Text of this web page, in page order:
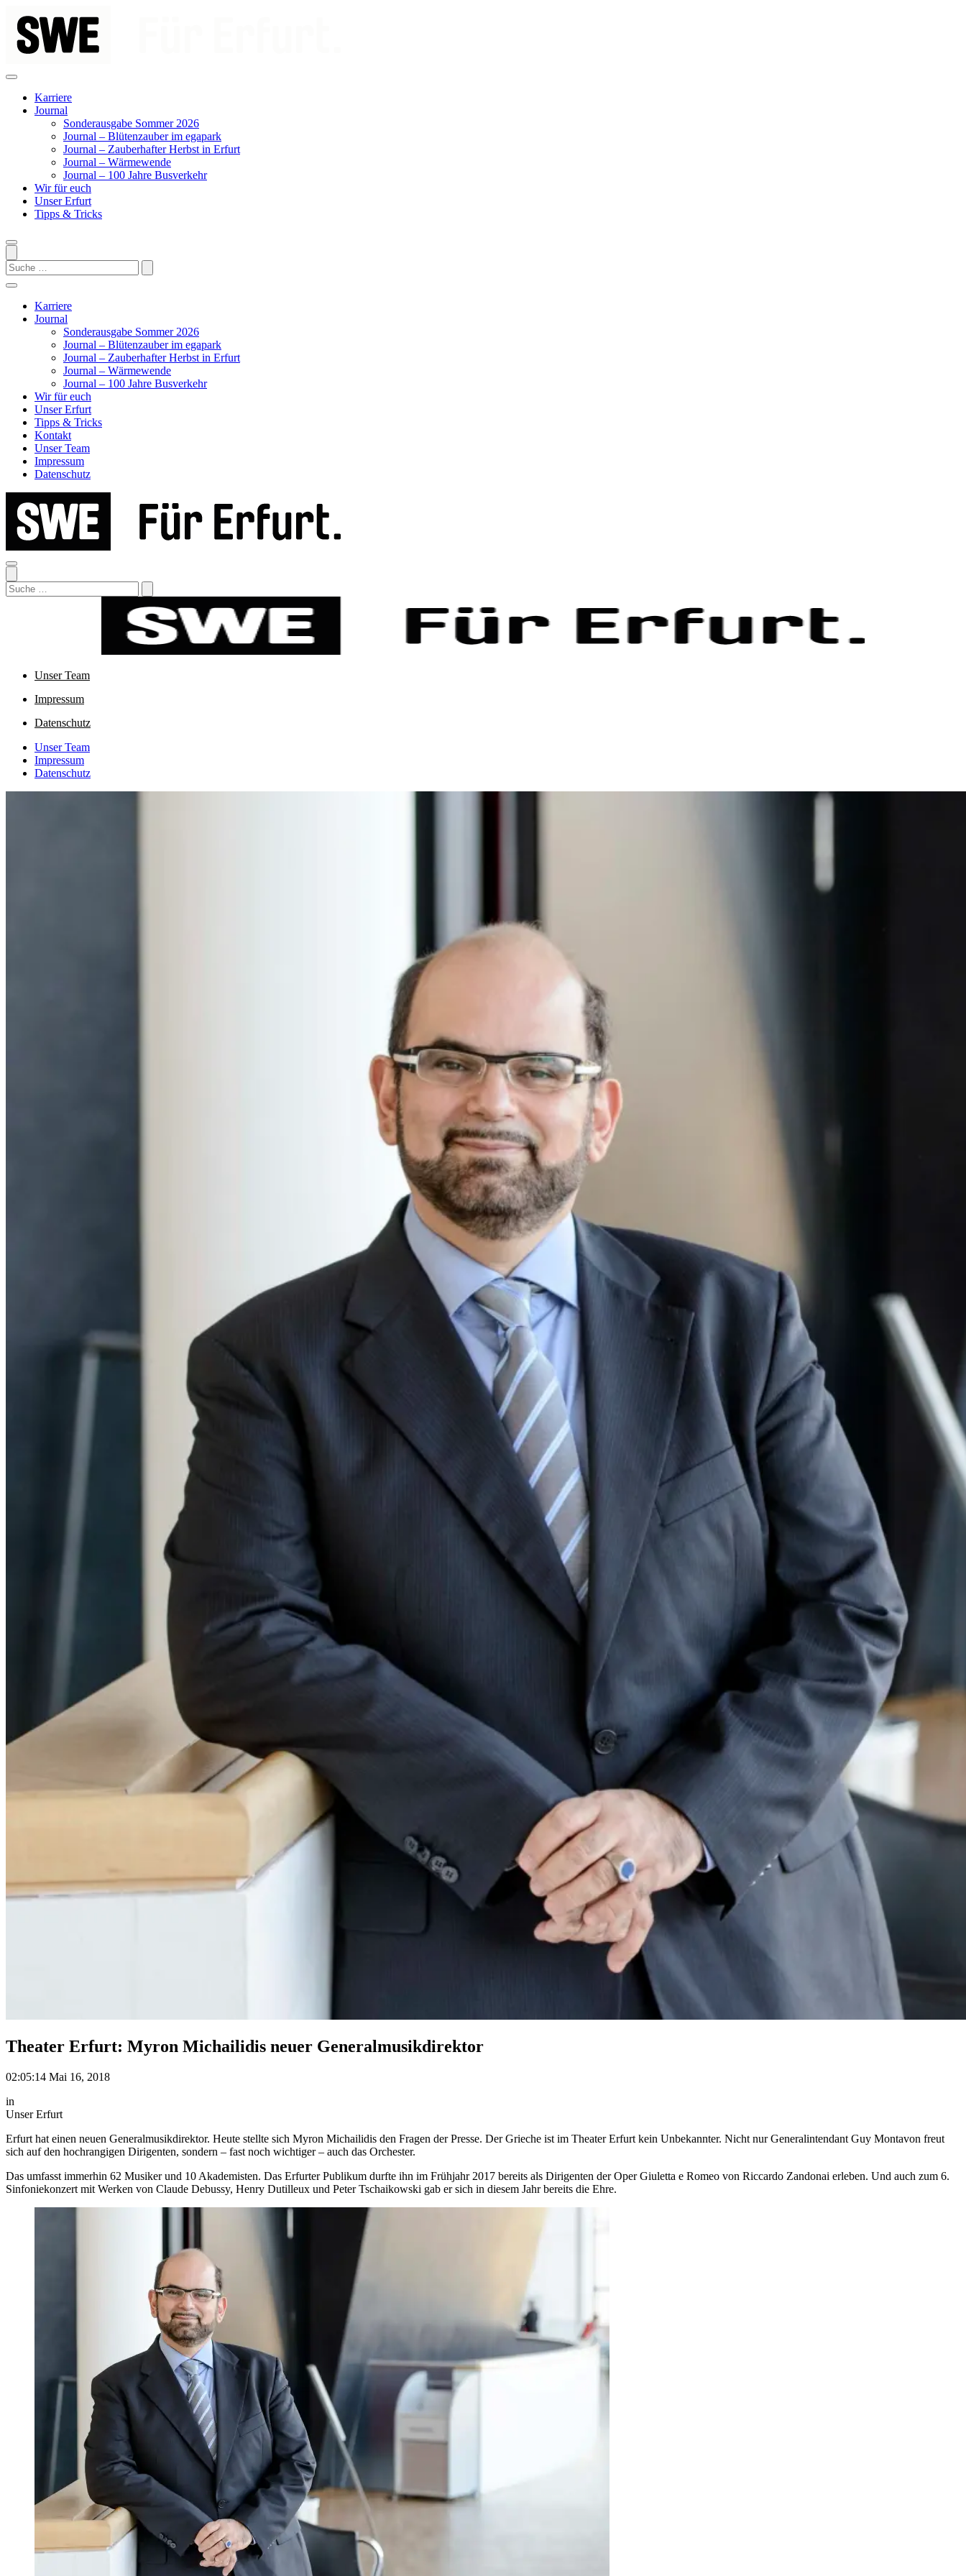
Inhalt
springen
Karriere
Journal
Sonderausgabe Sommer 2026
Journal – Blütenzauber im egapark
Journal – Zauberhafter Herbst in Erfurt
Journal – Wärmewende
Journal – 100 Jahre Busverkehr
Wir für euch
Unser Erfurt
Tipps & Tricks
Search
Karriere
Journal
Sonderausgabe Sommer 2026
Journal – Blütenzauber im egapark
Journal – Zauberhafter Herbst in Erfurt
Journal – Wärmewende
Journal – 100 Jahre Busverkehr
Wir für euch
Unser Erfurt
Tipps & Tricks
Kontakt
Unser Team
Impressum
Datenschutz
Search
Unser Team
Impressum
Datenschutz
Unser Team
Impressum
Datenschutz
Theater Erfurt: Myron Michailidis neuer Generalmusikdirektor
02:05:14 Mai 16, 2018
in
Unser Erfurt
Erfurt hat einen neuen Generalmusikdirektor. Heute stellte sich Myron Michailidis den Fragen der Presse. Der Grieche ist im Theater Erfurt kein Unbekannter. Nicht nur Generalintendant Guy Montavon freut
sich auf den hochrangigen Dirigenten, sondern – fast noch wichtiger – auch das Orchester.
Das umfasst immerhin 62 Musiker und 10 Akademisten. Das Erfurter Publikum durfte ihn im Frühjahr 2017 bereits als Dirigenten der Oper Giuletta e Romeo von Riccardo Zandonai erleben. Und auch zum 6.
Sinfoniekonzert mit Werken von Claude Debussy, Henry Dutilleux und Peter Tschaikowski gab er sich in diesem Jahr bereits die Ehre.